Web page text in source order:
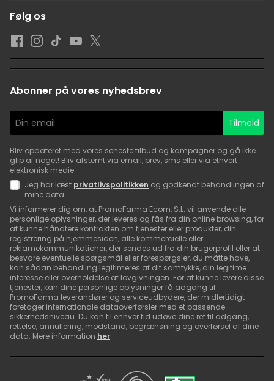
Følg os
Abonner på vores nyhedsbrev
Tilmeld
Bliv opdateret med vores seneste tilbud og kampagner og gå ikke
glip af noget! Bliv afstemt via email, brev, sms eller via ethvert
elektronisk medie
Jeg har læst privatlivspolitikken og godkendt behandlingen af
mine data
Vi informerer dig om, at PromoFarma Ecom, S.L. vil anvende alle
personlige oplysninger, der leveres og fås fra din online browsing, for
at kunne håndtere kontrakten om tjenester eller produkter, din
registrering på hjemmesiden, alle kommercielle eller
reklamekommunikationer, der sendes ud fra din brugerprofil eller at
besvare eventuelle spørgsmål eller forespørgsler, du måtte have,
kan sådan behandling legitimeres af dit samtykke, din legitime
interesse eller overholdelse af lovgivningen. For at kunne levere disse
tjenester, kan dine personlige oplysninger få adgang til
PromoFarma leverandører og serviceudbydere, der midlertidigt
foretager internationale dataoverførsler med et passende
sikkerhedsniveau. Du kan til enhver tid udøve dine ret til adgang,
rettelse, annullering, modstand, begrænsning og overførsel af dine
data. Mere information her.